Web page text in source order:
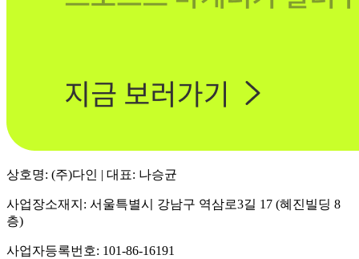
상호명: (주)다인 | 대표: 나승균
사업장소재지: 서울특별시 강남구 역삼로3길 17 (혜진빌딩 8
층)
사업자등록번호: 101-86-16191